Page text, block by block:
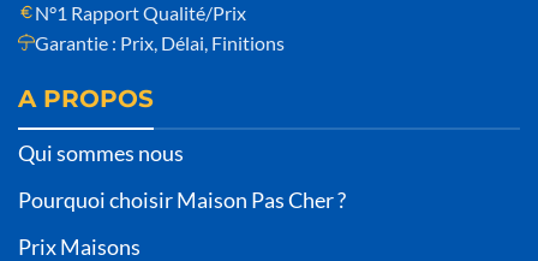
N°1 Rapport Qualité/Prix
Garantie : Prix, Délai, Finitions
A PROPOS
Qui sommes nous
Pourquoi choisir Maison Pas Cher ?
Prix Maisons